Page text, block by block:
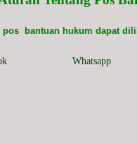
pos bantuan hukum dapat
Whatsapp